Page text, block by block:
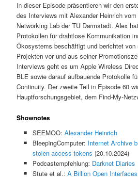
In dieser Episode präsentieren wir den
des Interviews mit Alexander Heinrich
Networking Lab der TU Darmstadt. Alex
Protokollen für drahtlose Kommunikation
Ökosystems beschäftigt und berichtet von
Projekten vor und aus seiner
Interviews geht es um Apple Wireless
BLE sowie darauf aufbauende Protokolle
Continuity. Der zweite Teil in Episode 60
Hauptforschungsgebiet, dem Find-My-
Shownotes
SEEMOO: Alexander Heinrich
BleepingComputer: Internet Archive
stolen access tokens (20.10.2024)
Podcastempfehlung: Darknet Diaries
Stute et al.: A Billion Open